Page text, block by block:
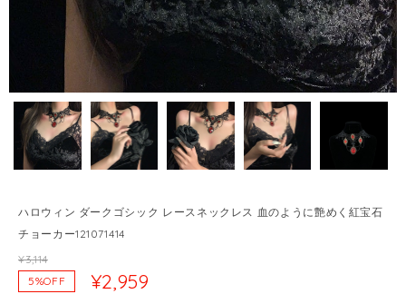
ハロウィン ダークゴシック レースネックレス 血のように艶めく紅宝石
チョーカー121071414
¥3,114
5%OFF
¥2,959